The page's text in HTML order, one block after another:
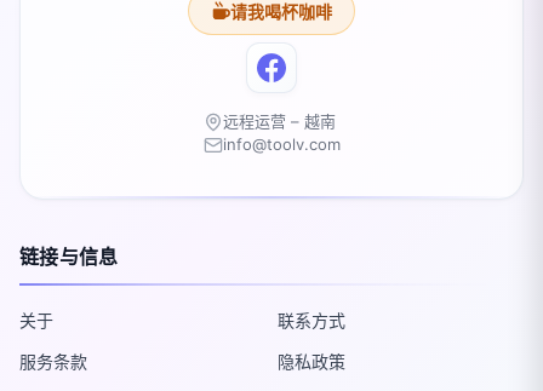
请我喝杯咖啡
远程运营 – 越南
info@toolv.com
链接与信息
关于
联系方式
服务条款
隐私政策